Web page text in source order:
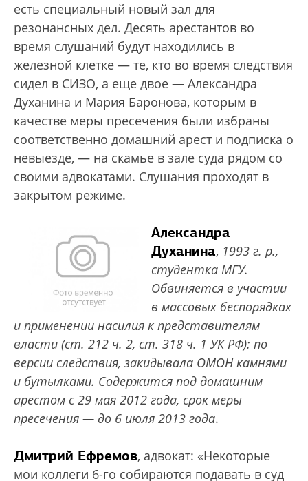
есть специальный новый зал для
резонансных дел. Десять арестантов во
время слушаний будут находились в
железной клетке — те, кто во время следствия
сидел в СИЗО, а еще двое — Александра
Духанина и Мария Баронова, которым в
качестве меры пресечения были избраны
соответственно домашний арест и подписка о
невыезде, — на скамье в зале суда рядом со
своими адвокатами. Слушания проходят в
закрытом режиме.
Александра
Духанина, 1993 г. р.,
студентка МГУ.
Обвиняется в участии
в массовых беспорядках
и применении насилия к представителям
власти (ст. 212 ч. 2, ст. 318 ч. 1 УК РФ): по
версии следствия, закидывала ОМОН камнями
и бутылками. Содержится под домашним
арестом с 29 мая 2012 года, срок меры
пресечения — до 6 июля 2013 года.
Дмитрий Ефремов, адвокат: «Некоторые
мои коллеги 6-го собираются подавать в суд